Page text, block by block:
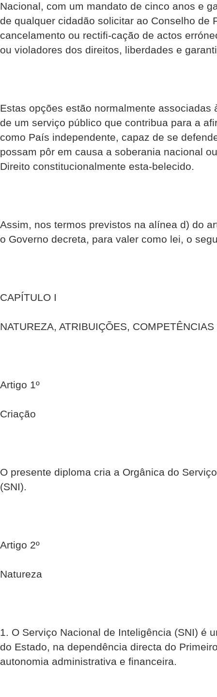
Nacional, com um mandato de cinco anos e
de qualquer cidadão solicitar ao Conselho de
cancelamento ou rectifi-cação de actos
ou violadores dos direitos, liberdades e
Estas opções estão normalmente associadas
de um serviço público que contribua para a
como País independente, capaz de se
possam pôr em causa a soberania nacional
Direito constitucionalmente esta-belecido.
Assim, nos termos previstos na alínea d) do
o Governo decreta, para valer como lei, o
CAPÍTULO I
NATUREZA, ATRIBUIÇÕES,
Artigo 1º
Criação
O presente diploma cria a Orgânica do
(SNI).
Artigo 2º
Natureza
1. O Serviço Nacional de Inteligência (SNI) é
do Estado, na dependência directa do
autonomia administrativa e financeira.